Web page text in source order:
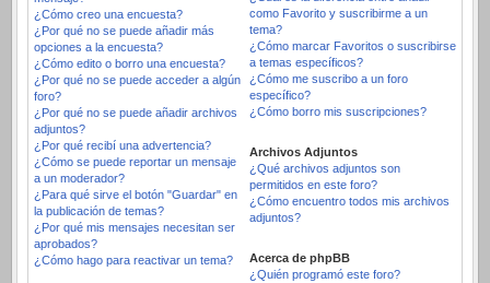
¿Cómo creo una encuesta?
¿Por qué no se puede añadir más
opciones a la encuesta?
¿Cómo edito o borro una encuesta?
¿Por qué no se puede acceder a algún
foro?
¿Por qué no se puede añadir archivos
adjuntos?
¿Por qué recibí una advertencia?
¿Cómo se puede reportar un mensaje
a un moderador?
¿Para qué sirve el botón "Guardar" en
la publicación de temas?
¿Por qué mis mensajes necesitan ser
aprobados?
¿Cómo hago para reactivar un tema?
como Favorito y suscribirme a un
tema?
¿Cómo marcar Favoritos o suscribirse
a temas específicos?
¿Cómo me suscribo a un foro
específico?
¿Cómo borro mis suscripciones?
Archivos Adjuntos
¿Qué archivos adjuntos son
permitidos en este foro?
¿Cómo encuentro todos mis archivos
adjuntos?
Acerca de phpBB
¿Quién programó este foro?